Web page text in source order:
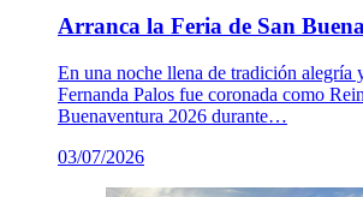
Arranca la Feria de San
En una noche llena de tradición alegría
Fernanda Palos fue coronada como
Buenaventura 2026 durante…
03/07/2026